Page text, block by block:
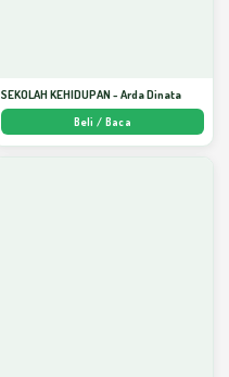
SEKOLAH KEHIDUPAN - Arda Dinata
Beli / Baca